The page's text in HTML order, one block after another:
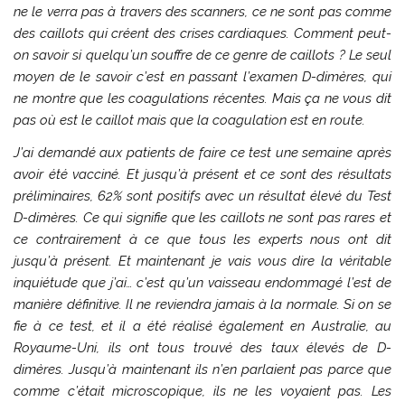
ne le verra pas à travers des scanners, ce ne sont pas comme
des caillots qui créent des crises cardiaques. Comment peut-
on savoir si quelqu’un souffre de ce genre de caillots ? Le seul
moyen de le savoir c’est en passant l’examen D-dimères, qui
ne montre que les coagulations récentes. Mais ça ne vous dit
pas où est le caillot mais que la coagulation est en route.
J’ai demandé aux patients de faire ce test une semaine après
avoir été vacciné. Et jusqu’à présent et ce sont des résultats
préliminaires, 62% sont positifs avec un résultat élevé du Test
D-dimères. Ce qui signifie que les caillots ne sont pas rares et
ce contrairement à ce que tous les experts nous ont dit
jusqu’à présent. Et maintenant je vais vous dire la véritable
inquiétude que j’ai… c’est qu’un vaisseau endommagé l’est de
manière définitive. Il ne reviendra jamais à la normale. Si on se
fie à ce test, et il a été réalisé également en Australie, au
Royaume-Uni, ils ont tous trouvé des taux élevés de D-
dimères. Jusqu’à maintenant ils n’en parlaient pas parce que
comme c’était microscopique, ils ne les voyaient pas. Les